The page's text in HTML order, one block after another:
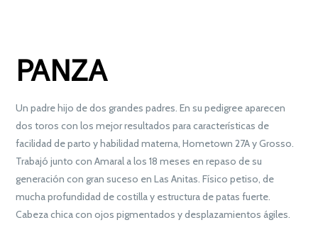
PANZA
Un padre hijo de dos grandes padres. En su pedigree aparecen
dos toros con los mejor resultados para características de
facilidad de parto y habilidad materna, Hometown 27A y Grosso.
Trabajó junto con Amaral a los 18 meses en repaso de su
generación con gran suceso en Las Anitas. Físico petiso, de
mucha profundidad de costilla y estructura de patas fuerte.
Cabeza chica con ojos pigmentados y desplazamientos ágiles.